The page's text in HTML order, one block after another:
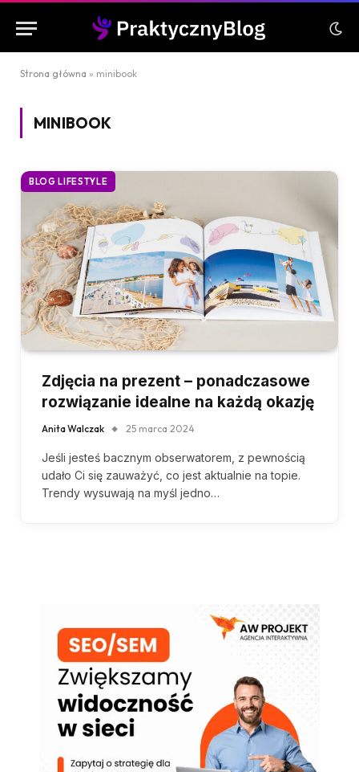
Strona główna » minibook
MINIBOOK
BLOG LIFESTYLE
Zdjęcia na prezent – ponadczasowe
rozwiązanie idealne na każdą okazję
Anita Walczak 25 marca 2024
Jeśli jesteś bacznym obserwatorem, z pewnością
udało Ci się zauważyć, co jest aktualnie na topie.
Trendy wysuwają na myśl jedno…